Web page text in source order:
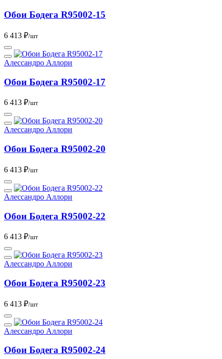
Обои Бодега R95002-15
6 413 ₽/шт
Алессандро Аллори
Обои Бодега R95002-17
6 413 ₽/шт
Алессандро Аллори
Обои Бодега R95002-20
6 413 ₽/шт
Алессандро Аллори
Обои Бодега R95002-22
6 413 ₽/шт
Алессандро Аллори
Обои Бодега R95002-23
6 413 ₽/шт
Алессандро Аллори
Обои Бодега R95002-24